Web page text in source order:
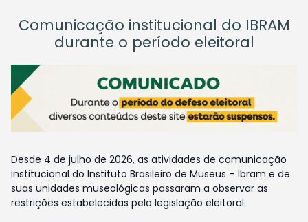
Comunicação institucional do IBRAM
durante o período eleitoral
Desde 4 de julho de 2026, as atividades de comunicação
institucional do Instituto Brasileiro de Museus – Ibram e de
suas unidades museológicas passaram a observar as
restrições estabelecidas pela legislação eleitoral.